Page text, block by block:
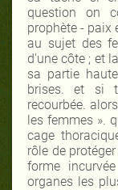
question on
prophète - paix
au sujet des
d'une côte ; et
sa partie
brises. et si
recourbée.
les femmes ».
cage
rôle de
forme
organes les